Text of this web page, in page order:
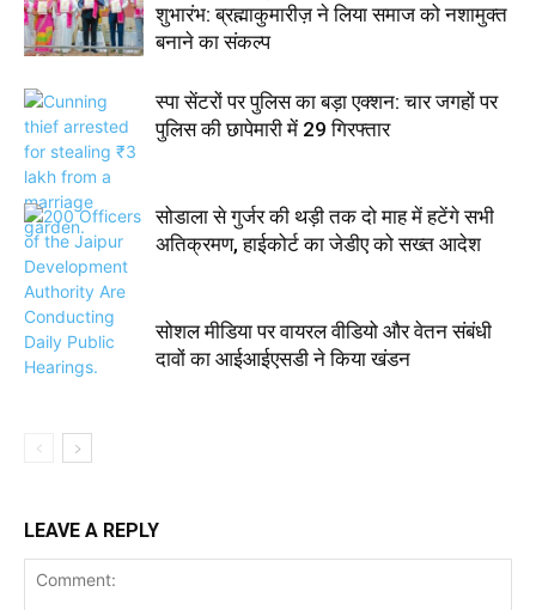
शुभारंभ: ब्रह्माकुमारीज़ ने लिया समाज को नशामुक्त
बनाने का संकल्प
स्पा सेंटरों पर पुलिस का बड़ा एक्शन: चार जगहों पर
पुलिस की छापेमारी में 29 गिरफ्तार
सोडाला से गुर्जर की थड़ी तक दो माह में हटेंगे सभी
अतिक्रमण, हाईकोर्ट का जेडीए को सख्त आदेश
सोशल मीडिया पर वायरल वीडियो और वेतन संबंधी
दावों का आईआईएसडी ने किया खंडन
LEAVE A REPLY